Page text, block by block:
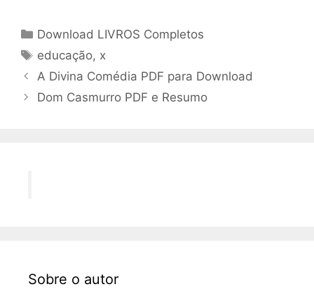
Categorias
Download LIVROS Completos
Tags
educação, x
A Divina Comédia PDF para Download
Dom Casmurro PDF e Resumo
Sobre o autor